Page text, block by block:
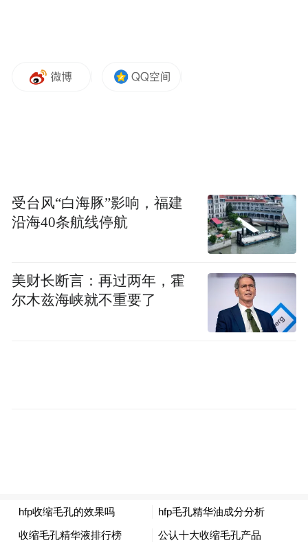
根据公安部档案馆查阅过的档案资料，没有
在战火下诞生“第一所”
作为派出所的起源地，竹镇派出所有着天然
县、安徽来安、安徽天长县)的交界之处，三
县人民在此往来频繁，竹镇集市应时而生，
集市日人流量可达2—3万人，曾有“小上海”
受台风“白海豚”影响，福建
沿海40条航线停航
美财长断言：再过两年，霍
尔木兹海峡就不重要了